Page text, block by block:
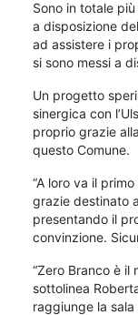
Sono in totale
a disposizione
ad assistere i
si sono messi a
Un progetto
sinergica con
proprio grazie
questo Comune.
“A loro va il
grazie destinato
presentando il
convinzione.
“Zero Branco è
sottolinea
raggiunge la